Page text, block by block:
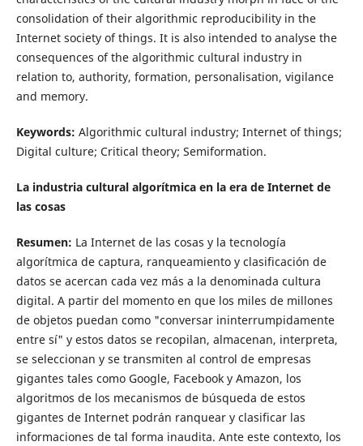
consolidation of their algorithmic reproducibility in the
Internet society of things. It is also intended to analyse the
consequences of the algorithmic cultural industry in
relation to, authority, formation, personalisation, vigilance
and memory.
Keywords: Algorithmic cultural industry; Internet of things;
Digital culture; Critical theory; Semiformation.
La industria cultural algorítmica en la era de Internet de
las cosas
Resumen: La Internet de las cosas y la tecnología
algorítmica de captura, ranqueamiento y clasificación de
datos se acercan cada vez más a la denominada cultura
digital. A partir del momento en que los miles de millones
de objetos puedan como "conversar ininterrumpidamente
entre sí" y estos datos se recopilan, almacenan, interpreta,
se seleccionan y se transmiten al control de empresas
gigantes tales como Google, Facebook y Amazon, los
algoritmos de los mecanismos de búsqueda de estos
gigantes de Internet podrán ranquear y clasificar las
informaciones de tal forma inaudita. Ante este contexto, los